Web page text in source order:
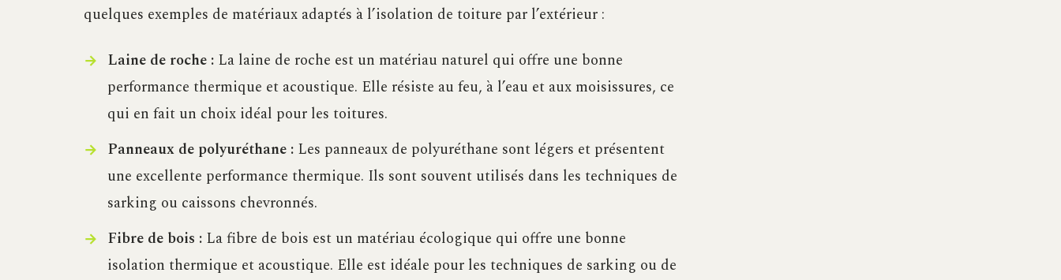
quelques exemples de matériaux adaptés à l’isolation de toiture par l’extérieur :
Laine de roche :La laine de roche est un matériau naturel qui offre une bonne
performance thermique et acoustique. Elle résiste au feu, à l’eau et aux moisissures, ce
qui en fait un choix idéal pour les toitures.
Panneaux de polyuréthane :Les panneaux de polyuréthane sont légers et présentent
une excellente performance thermique. Ils sont souvent utilisés dans les techniques de
sarking ou caissons chevronnés.
Fibre de bois :La fibre de bois est un matériau écologique qui offre une bonne
isolation thermique et acoustique. Elle est idéale pour les techniques de sarking ou de